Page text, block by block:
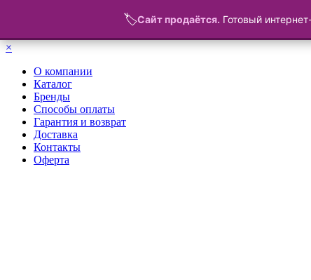
×
О компании
Каталог
Бренды
Способы оплаты
Гарантия и возврат
Доставка
Контакты
Оферта
🏷️Сайт продаётся. Готовый